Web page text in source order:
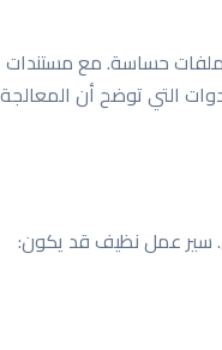
ملفات حساسة. مع
التي توضح أن